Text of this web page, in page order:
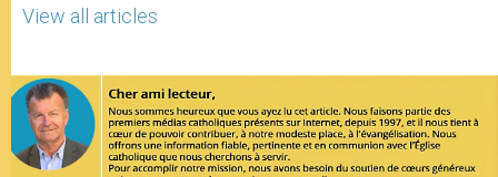
View all articles